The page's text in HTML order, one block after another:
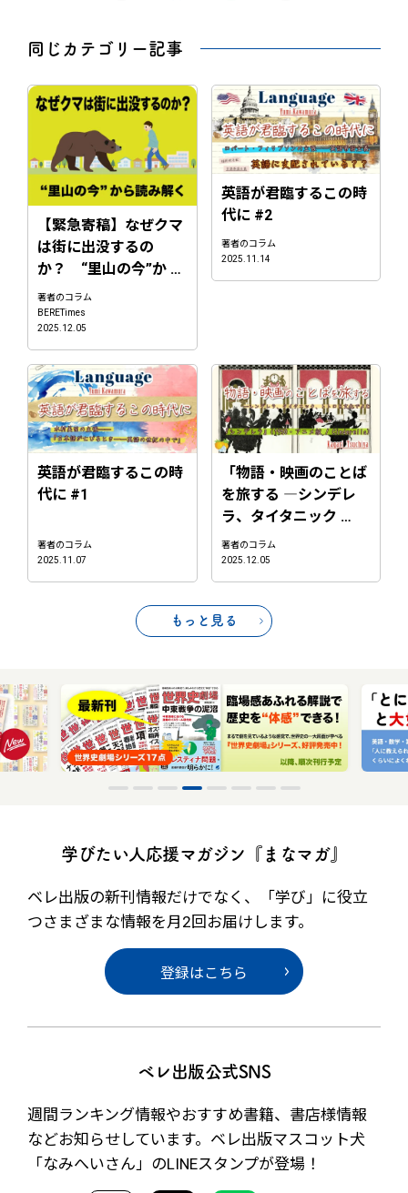
同じカテゴリー記事
【緊急寄稿】なぜクマ
は街に出没するの
か？ “里山の今”か …
著者のコラム
BERETimes
2025.12.05
英語が君臨するこの時
代に #2
著者のコラム
2025.11.14
英語が君臨するこの時
代に #1
著者のコラム
2025.11.07
「物語・映画のことば
を旅する ―シンデレ
ラ、タイタニック …
著者のコラム
2025.12.05
もっと見る
学びたい人応援マガジン『まなマガ』
ベレ出版の新刊情報だけでなく、
「学び」に役立
つさまざまな情報を月2回お届けします。
登録はこちら
ベレ出版公式SNS
週間ランキング情報やおすすめ書籍、書店様情報
などお知らせしています。ベレ出版マスコット犬
「なみへいさん」のLINEスタンプが登場！